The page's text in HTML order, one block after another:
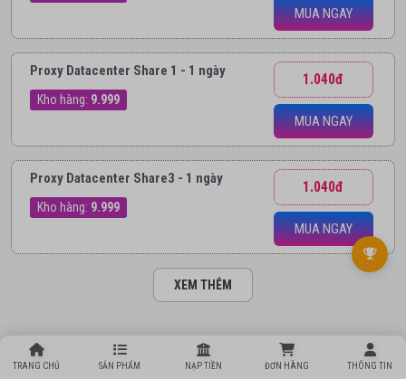
TRANG CHỦ SẢN PHẨM NẠP TIỀN ĐƠN HÀNG THÔNG TIN
MUA NGAY
Proxy Datacenter Share 1 - 1 ngày
Kho hàng: 9.999
1.040đ
MUA NGAY
Proxy Datacenter Share3 - 1 ngày
Kho hàng: 9.999
1.040đ
MUA NGAY
XEM THÊM